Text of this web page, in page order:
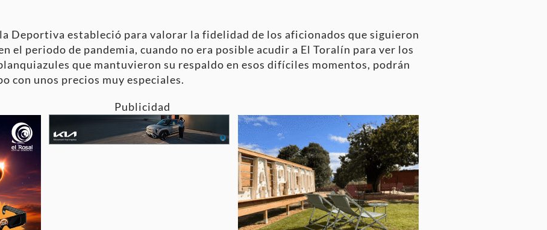
Deportiva estableció para valorar la fidelidad de los aficionados que siguieron
el periodo de pandemia, cuando no era posible acudir a El Toralín para ver los
que mantuvieron su respaldo en esos difíciles momentos, podrán
con unos precios muy especiales.
Publicidad